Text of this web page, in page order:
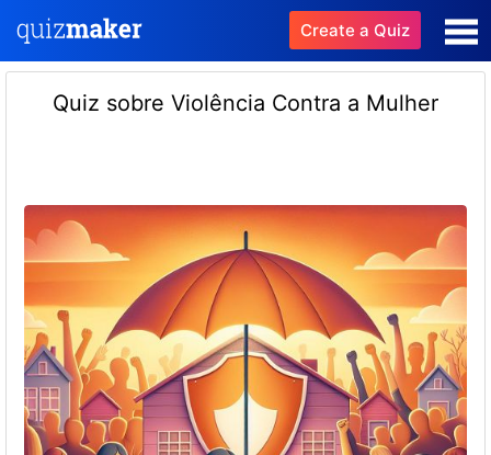
Create a Quiz
Quiz sobre Violência Contra a Mulher